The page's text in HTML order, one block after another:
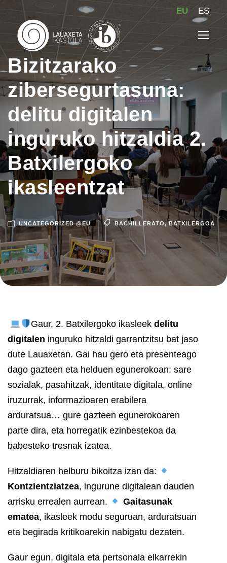
EU ES
Bizitzarako
zibersegurtasuna:
delitu digitalen
inguruko hitzaldia 2.
Batxilergoko
ikasleentzat
UNCATEGORIZED @EU BACHILLERATO, BATXILERGOA
Gaur, 2. Batxilergoko ikasleek delitu
digitalen inguruko hitzaldi garrantzitsu bat jaso
dute Lauaxetan. Gai hau gero eta presenteago
dago gazteen eta helduen egunerokoan: sare
sozialak, pasahitzak, identitate digitala, online
iruzurrak, informazioaren erabilera
arduratsua… gure gazteen egunerokoaren
parte dira, eta horregatik ezinbestekoa da
babesteko tresnak izatea.
Hitzaldiaren helburu bikoitza izan da:
Kontzientziatzea, ingurune digitalean dauden
arrisku errealen aurrean.
Gaitasunak
ematea, ikasleek modu seguruan, arduratsuan
eta begirada kritikoarekin nabigatu dezaten.
Gaur egun, digitala eta pertsonala elkarrekin